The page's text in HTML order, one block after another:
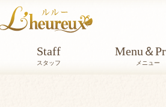
Staff
スタッフ
Menu＆
メニュー